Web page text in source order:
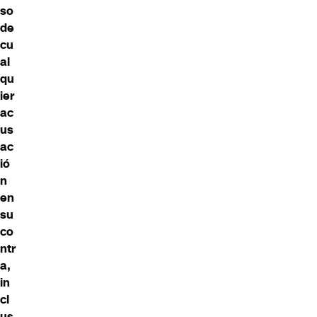
so
de
cu
al
qu
ier
ac
us
ac
ió
n
en
su
co
ntr
a,
in
cl